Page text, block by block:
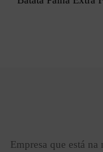
Empresa que está